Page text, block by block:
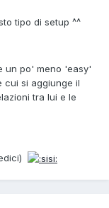
tipo di setup ^^
un po' meno 'easy'
cui si aggiunge il
tra lui e le